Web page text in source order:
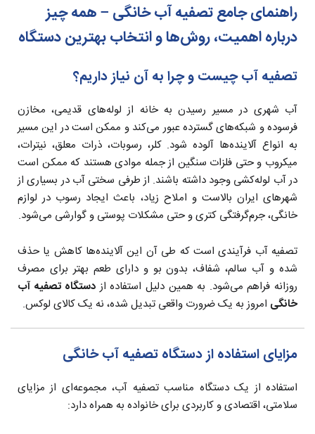
راهنمای جامع تصفیه آب خانگی – همه چیز
درباره اهمیت، روش‌ها و انتخاب بهترین دستگاه
تصفیه آب چیست و چرا به آن نیاز داریم؟
آب شهری در مسیر رسیدن به خانه از لوله‌های قدیمی، مخازن
فرسوده و شبکه‌های گسترده عبور می‌کند و ممکن است در این مسیر
به انواع آلاینده‌ها آلوده شود. کلر، رسوبات، ذرات معلق، نیترات،
میکروب‌ و حتی فلزات سنگین از جمله موادی هستند که ممکن است
در آب لوله‌کشی وجود داشته باشند. از طرفی سختی آب در بسیاری از
شهرهای ایران بالاست و املاح زیاد، باعث ایجاد رسوب در لوازم
خانگی، جرم‌گرفتگی کتری و حتی مشکلات پوستی و گوارشی می‌شود.
تصفیه آب فرآیندی است که طی آن این آلاینده‌ها کاهش یا حذف
شده و آب سالم، شفاف، بدون بو و دارای طعم بهتر برای مصرف
روزانه فراهم می‌شود. به همین دلیل استفاده از دستگاه تصفیه آب
خانگی امروز به یک ضرورت واقعی تبدیل شده، نه یک کالای لوکس.
مزایای استفاده از دستگاه تصفیه آب خانگی
استفاده از یک دستگاه مناسب تصفیه آب، مجموعه‌ای از مزایای
سلامتی، اقتصادی و کاربردی برای خانواده به همراه دارد: